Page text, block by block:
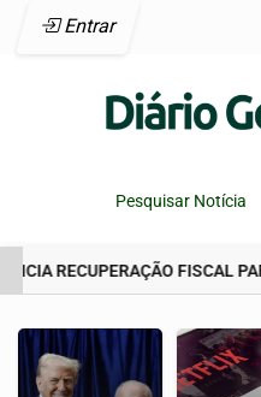
Entrar
Pesquisar Notícia
RECUPERAÇÃO FISCAL